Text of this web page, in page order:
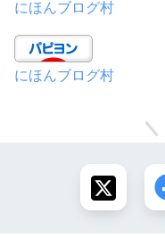
にほんブログ村
にほんブログ村